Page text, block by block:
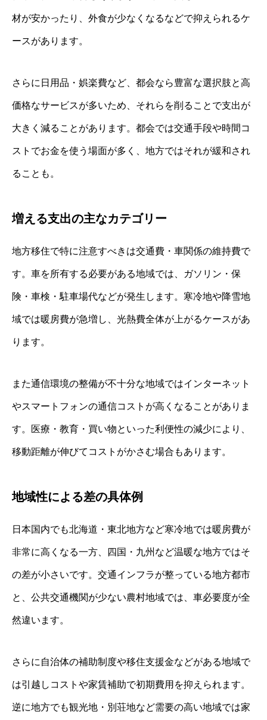
材が安かったり、外食が少なくなるなどで抑えられるケ
ースがあります。
さらに日用品・娯楽費など、都会なら豊富な選択肢と高
価格なサービスが多いため、それらを削ることで支出が
大きく減ることがあります。都会では交通手段や時間コ
ストでお金を使う場面が多く、地方ではそれが緩和され
ることも。
増える支出の主なカテゴリー
地方移住で特に注意すべきは交通費・車関係の維持費で
す。車を所有する必要がある地域では、ガソリン・保
険・車検・駐車場代などが発生します。寒冷地や降雪地
域では暖房費が急増し、光熱費全体が上がるケースがあ
ります。
また通信環境の整備が不十分な地域ではインターネット
やスマートフォンの通信コストが高くなることがありま
す。医療・教育・買い物といった利便性の減少により、
移動距離が伸びてコストがかさむ場合もあります。
地域性による差の具体例
日本国内でも北海道・東北地方など寒冷地では暖房費が
非常に高くなる一方、四国・九州など温暖な地方ではそ
の差が小さいです。交通インフラが整っている地方都市
と、公共交通機関が少ない農村地域では、車必要度が全
然違います。
さらに自治体の補助制度や移住支援金などがある地域で
は引越しコストや家賃補助で初期費用を抑えられます。
逆に地方でも観光地・別荘地など需要の高い地域では家